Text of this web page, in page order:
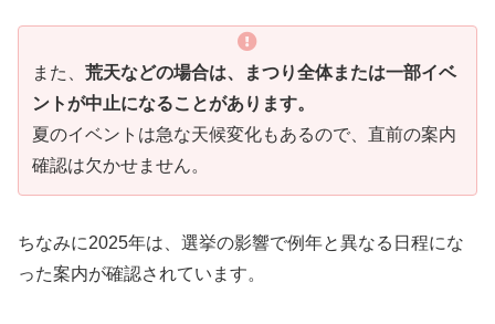
また、 荒天などの場合は、まつり全体または一部イベ
ントが中止になることがあります。
夏のイベントは急な天候変化もあるので、直前の案内
確認は欠かせません。
ちなみに2025年は、選挙の影響で例年と異なる日程にな
った案内が確認されています。